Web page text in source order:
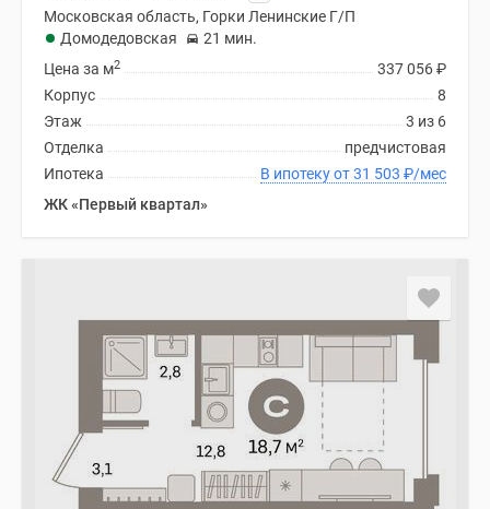
Московская область, Горки Ленинские Г/П
Домодедовская
21 мин.
337 056₽
Цена за м2
8
Корпус
3 из 6
Этаж
предчистовая
Отделка
В ипотеку от 31 503 ₽/мес
Ипотека
ЖК «Первый квартал»